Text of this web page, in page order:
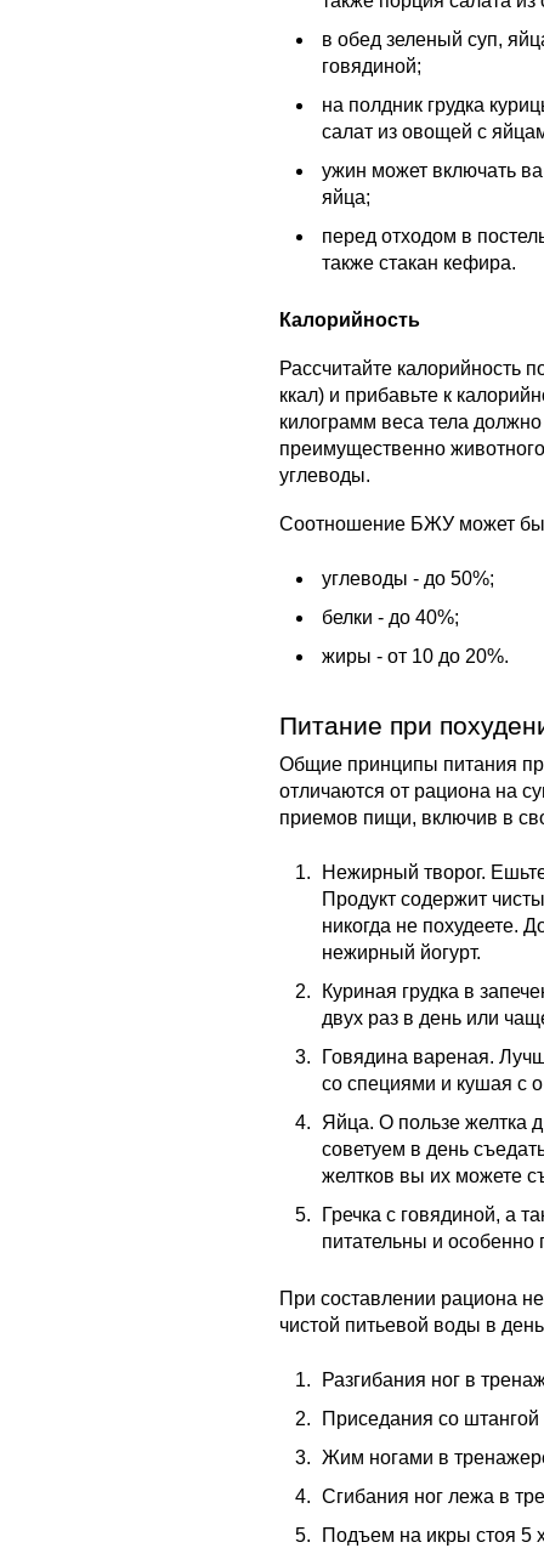
в обед зеленый суп,
говядиной;
на полдник грудка
салат из овощей с
ужин может включать
яйца;
перед отходом в
также стакан кефира.
Калорийность
Рассчитайте калорийность
ккал) и прибавьте к
килограмм веса тела
преимущественно
углеводы.
Соотношение БЖУ может
углеводы - до 50%;
белки - до 40%;
жиры - от 10 до 20%.
Питание при
Общие принципы питания
отличаются от рациона на
приемов пищи, включив в
Нежирный творог.
Продукт содержит
никогда не похудеете.
нежирный йогурт.
Куриная грудка в
двух раз в день или
Говядина вареная.
со специями и кушая с
Яйца. О пользе желтка
советуем в день
желтков вы их можете
Гречка с говядиной, а
питательны и
При составлении рациона
чистой питьевой воды в
Разгибания ног в
Приседания со штангой
Жим ногами в
Сгибания ног лежа в
Подъем на икры стоя 5